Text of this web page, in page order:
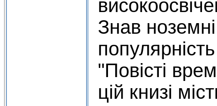
Знав
"Повісті
цій книзі